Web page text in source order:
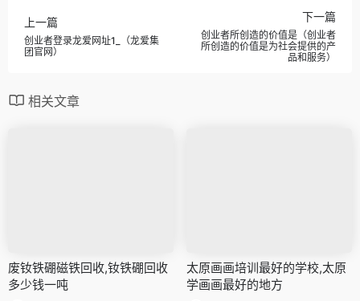
上一篇
创业者登录龙爱网址1_（龙爱集
团官网）
下一篇
创业者所创造的价值是（创业者
所创造的价值是为社会提供的产
品和服务）
相关文章
废钕铁硼磁铁回收,钕铁硼回收
多少钱一吨
太原画画培训最好的学校,太原
学画画最好的地方